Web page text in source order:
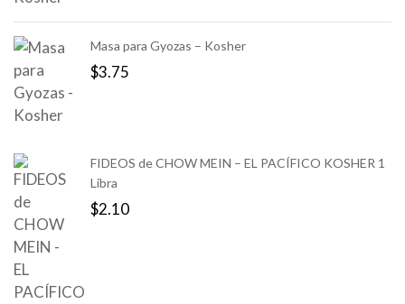
Masa para Gyozas – Kosher
$3.75
FIDEOS de CHOW MEIN – EL PACÍFICO KOSHER 1
Libra
$2.10